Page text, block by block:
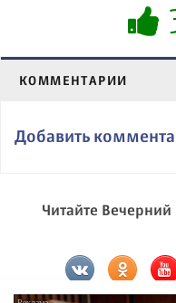
КОММЕНТАРИИ
Добавить
Читайте